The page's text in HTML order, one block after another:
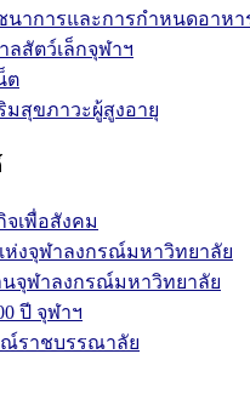
าการและการกำหนดอาหา
ลสัตว์เล็กจุฬาฯ
ต
มสุขภาวะผู้สูงอายุ
เพื่อสังคม
งจุฬาลงกรณ์มหาวิทยาลัย
จุฬาลงกรณ์มหาวิทยาลัย
ปี จุฬาฯ
ณ์ราชบรรณาลัย